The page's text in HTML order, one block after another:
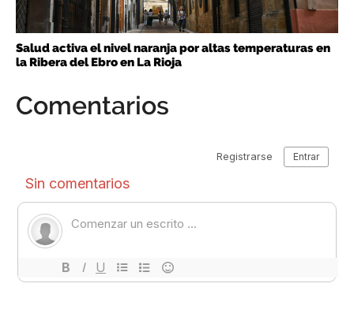
Salud activa el nivel naranja por altas temperaturas en
la Ribera del Ebro en La Rioja
Comentarios